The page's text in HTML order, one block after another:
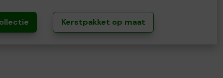
Kerstpakket op maat